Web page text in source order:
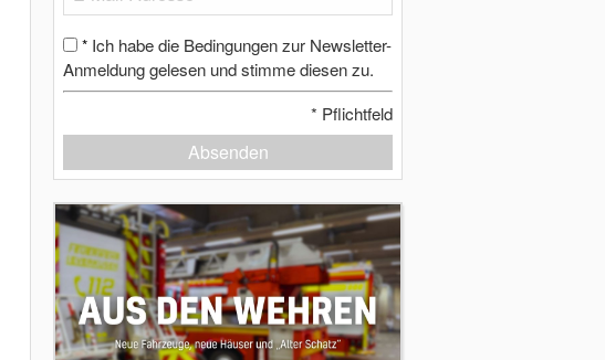
* Ich habe die Bedingungen zur Newsletter-
Anmeldung gelesen und stimme diesen zu.
* Pflichtfeld
Absenden